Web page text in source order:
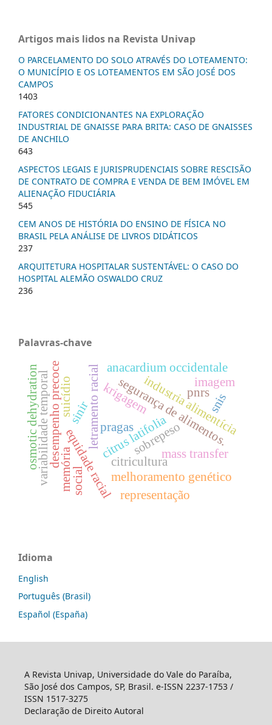
Artigos mais lidos na Revista Univap
O PARCELAMENTO DO SOLO ATRAVÉS DO LOTEAMENTO:
O MUNICÍPIO E OS LOTEAMENTOS EM SÃO JOSÉ DOS
CAMPOS
1403
FATORES CONDICIONANTES NA EXPLORAÇÃO
INDUSTRIAL DE GNAISSE PARA BRITA: CASO DE GNAISSES
DE ANCHILO
643
ASPECTOS LEGAIS E JURISPRUDENCIAIS SOBRE RESCISÃO
DE CONTRATO DE COMPRA E VENDA DE BEM IMÓVEL EM
ALIENAÇÃO FIDUCIÁRIA
545
CEM ANOS DE HISTÓRIA DO ENSINO DE FÍSICA NO
BRASIL PELA ANÁLISE DE LIVROS DIDÁTICOS
237
ARQUITETURA HOSPITALAR SUSTENTÁVEL: O CASO DO
HOSPITAL ALEMÃO OSWALDO CRUZ
236
Palavras-chave
equidade racial
letramento racial segurança de alimentos.
citrus latifolia
citricultura
desempenho precoce
melhoramento genético
anacardium occidentale
pragassobrepeso
krigagem
variabilidade temporal industria alimentícia
mass transfer
osmotic dehydration pnrssnis
sinir
memória
imagem
representação
social
suicídio
Idioma
English
Português (Brasil)
Español (España)
A Revista Univap, Universidade do Vale do Paraíba,
São José dos Campos, SP, Brasil. e-ISSN 2237-1753 /
ISSN 1517-3275
Declaração de Direito Autoral